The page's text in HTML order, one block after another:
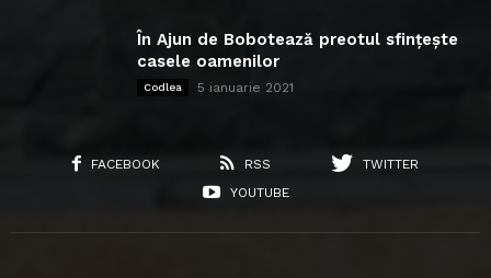
În Ajun de Bobotează preotul sfințește
casele oamenilor
Codlea 5 ianuarie 2021
FACEBOOK RSS
TWITTER
YOUTUBE